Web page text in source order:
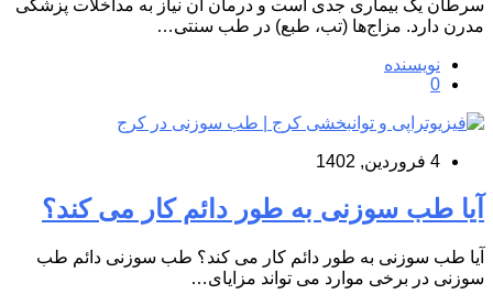
سرطان یک بیماری جدی است و درمان آن نیاز به مداخلات پزشکی
مدرن دارد. مزاج‌ها (تب، طبع) در طب سنتی…
نویسنده
0
4 فروردین, 1402
آیا طب سوزنی به طور دائم کار می کند؟
آیا طب سوزنی به طور دائم کار می کند؟ طب سوزنی دائم طب
سوزنی در برخی موارد می تواند مزایای…